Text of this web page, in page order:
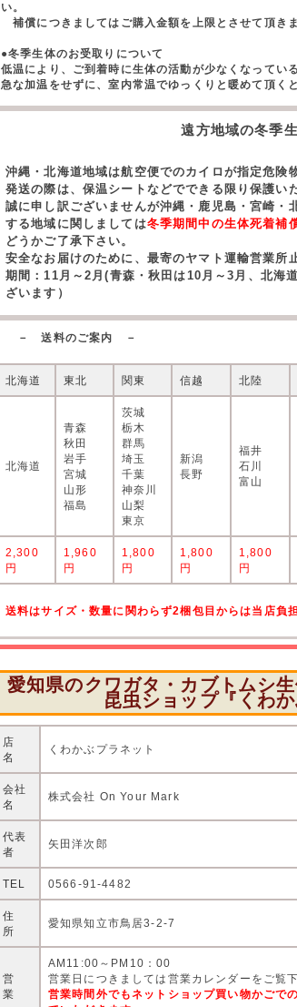
い。
補償につきましてはご購入金額を上限とさせて頂き
●冬季生体のお受取りについて
低温により、ご到着時に生体の活動が少なくなってい
急な加温をせずに、室内常温でゆっくりと暖めて頂く
遠方地域の冬季
沖縄・北海道地域は航空便でのカイロが指定危険
発送の際は、保温シートなどでできる限り保護い
誠に申し訳ございませんが沖縄・鹿児島・宮崎
する地域に関しましては冬季期間中の生体死着補
どうかご了承下さい。
安全なお届けのために、最寄のヤマト運輸営業所
期間：11月～2月(青森・秋田は10月～3月、北海
ざいます）
－ 送料のご案内 －
北海道 東北 関東 信越 北陸
北海道
青森
秋田
岩手
宮城
山形
福島
茨城
栃木
群馬
埼玉
千葉
神奈川
山梨
東京
新潟
長野
福井
石川
富山
2,300
円
1,960
円
1,800
円
1,800
円
1,800
円
送料はサイズ・数量に関わらず2梱包目からは当店負
愛知県のクワガタ・カブトムシ
昆虫ショップ『くわかぶ
店
名
くわかぶプラネット
会社
名
株式会社 On Your Mark
代表
者
矢田洋次郎
TEL 0566-91-4482
住
所
愛知県知立市鳥居3-2-7
営
業
AM11:00～PM10：00
営業日につきましては営業カレンダーをご覧下
営業時間外でもネットショップ買い物かごで